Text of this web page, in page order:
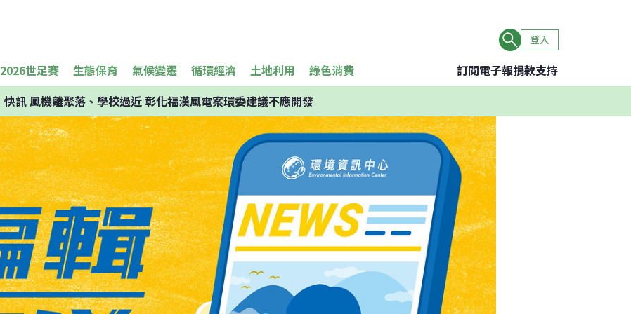
登入
2026世足賽 生態保育 氣候變遷 循環經濟 土地利用 綠色消費 訂閱電子報捐款支持
快訊風機離聚落、學校過近 彰化福漢風電案環委建議不應開發